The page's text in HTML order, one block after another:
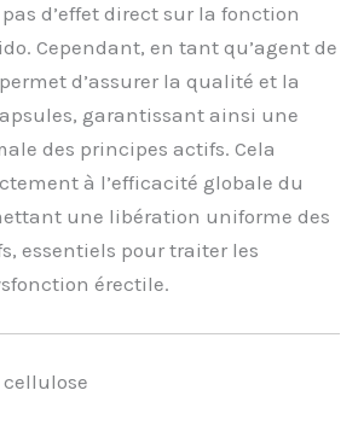
d’effet direct sur la fonction
Cependant, en tant qu’agent de
d’assurer la qualité et la
garantissant ainsi une
des principes actifs. Cela
à l’efficacité globale du
une libération uniforme des
essentiels pour traiter les
érectile.